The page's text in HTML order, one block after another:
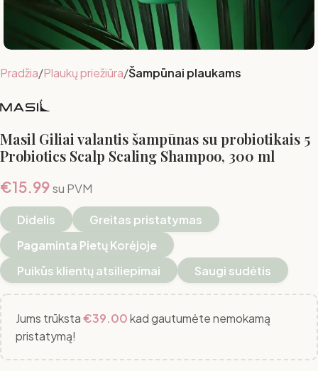
Pradžia Plaukų priežiūra Šampūnai plaukams
Masil Giliai valantis šampūnas su probiotikais 5
Probiotics Scalp Scaling Shampoo, 300 ml
€15.99su PVM
Didelis
Greitas pristatymas
Pagaminta Pietų Korėjoje
Puikūs klientų atsiliepimai
Saugi sudėtis
Jums trūksta€39.00kad gautumėte nemokamą
pristatymą!